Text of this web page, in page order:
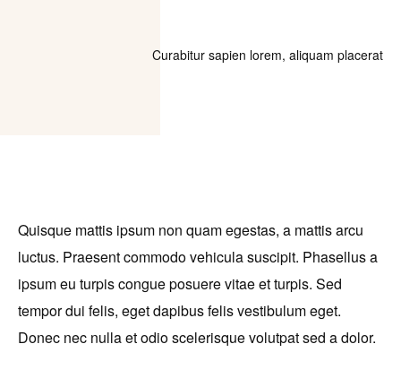
Curabitur sapien lorem, aliquam placerat
Quisque mattis ipsum non quam egestas, a mattis arcu
luctus. Praesent commodo vehicula suscipit. Phasellus a
ipsum eu turpis congue posuere vitae et turpis. Sed
tempor dui felis, eget dapibus felis vestibulum eget.
Donec nec nulla et odio scelerisque volutpat sed a dolor.